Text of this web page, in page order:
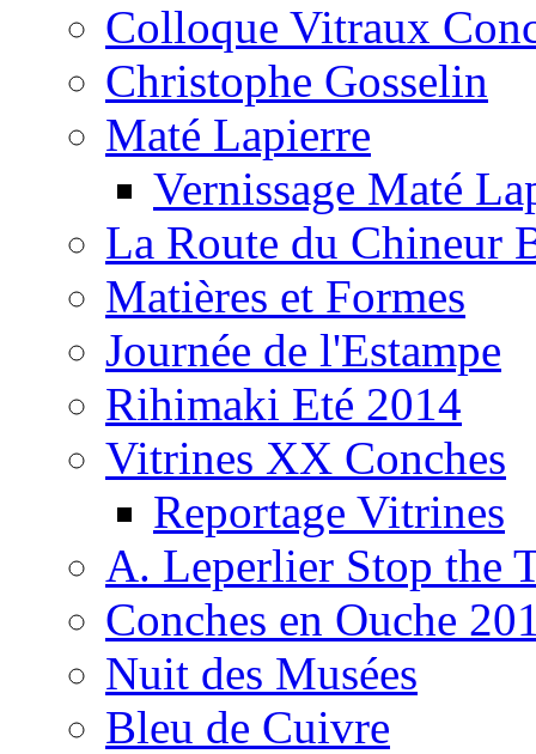
Colloque Vitraux
Christophe Gosselin
Maté Lapierre
Vernissage Maté
La Route du Chineur
Matières et Formes
Journée de l'Estampe
Rihimaki Eté 2014
Vitrines XX Conches
Reportage Vitrines
A. Leperlier Stop the
Conches en Ouche
Nuit des Musées
Bleu de Cuivre